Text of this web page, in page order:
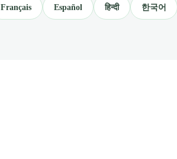
Français Español हिन्दी 한국어